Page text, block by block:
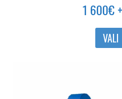
1 600€
VALI